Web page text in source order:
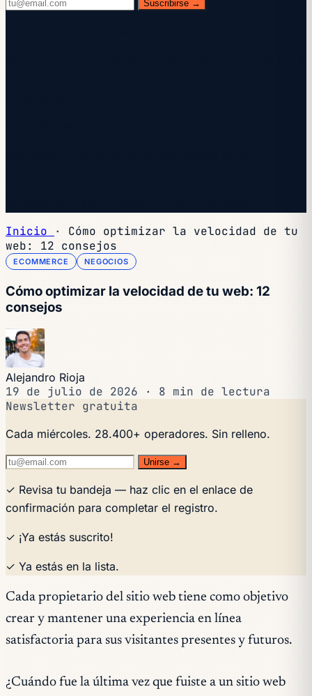
Suscribirse →
Inicio ·
Cómo optimizar la velocidad de tu
web: 12 consejos
ECOMMERCE NEGOCIOS
Cómo optimizar la velocidad de tu web: 12
consejos
Alejandro Rioja
19 de julio de 2026 ·
8 min de lectura
Newsletter gratuita
Cada miércoles. 28.400+ operadores. Sin relleno.
Unirse →
✓ Revisa tu bandeja — haz clic en el enlace de
confirmación para completar el registro.
✓ ¡Ya estás suscrito!
✓ Ya estás en la lista.
Cada propietario del sitio web tiene como objetivo
crear y mantener una experiencia en línea
satisfactoria para sus visitantes presentes y futuros.
¿Cuándo fue la última vez que fuiste a un sitio web